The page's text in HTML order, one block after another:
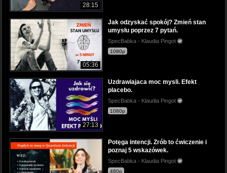
28:15
05:36
Jak odzyskać spokój? Zmień stan
umysłu poprzez 7 pytań.
SpecBabka - Klaudia Pingot
1080p
27:13
Uzdrawiajaca moc mysli. Efekt
placebo.
SpecBabka - Klaudia Pingot
1080p
Potęga intencji. Zrób to ćwiczenie i
poznaj 5 wskazówek.
SpecBabka - Klaudia Pingot
480p